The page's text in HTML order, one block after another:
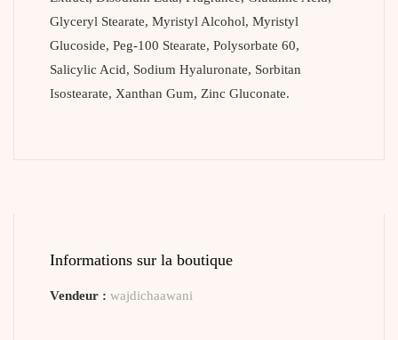
Glyceryl Stearate, Myristyl Alcohol, Myristyl
Glucoside, Peg-100 Stearate, Polysorbate 60,
Salicylic Acid, Sodium Hyaluronate, Sorbitan
Isostearate, Xanthan Gum, Zinc Gluconate.
Informations sur la boutique
Vendeur : wajdichaawani